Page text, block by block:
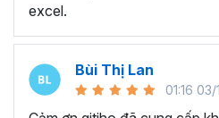
Giảng viên là những
cao, kinh nghiệm thực
VPBank, FPT
đoàn Thành Công, TH
excel.
Bùi Thị Lan
01:16